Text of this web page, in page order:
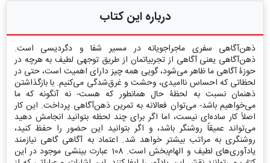
درباره این کتاب
ذهن‌آگاهی سفری ماجراجویانه در مسیر شفا و دگردیسی است.
ذهن‌آگاهی یعنی آگاهی از تجربیاتمان از طریق توجهی لطیف به هرچه در
حوزۀ آگاهی ما ظاهر می‌شود، گویی همه چیز دارای اهمیت است، حتی در
لحظاتی که احساس ناامیدی، وحشت و غرق‌شدگی می‌کنیم. با بازگذاشتن
ذهنمان نسبت به لحظۀ حال همانطور که هست- نه آنگونه که ما
می‌خواهیم باشد- می‌توان فعالانه به تمرین ذهن‌آگاهی پرداخت. این کار
اصلاً کار ساده‌ای نیست، اما اگر برای چند لحظه بتوانید انجامش دهید
می‌تواند عمیقاً روشنگر باشد، و اگر بتوانید این حضور را حفظ کنید،
روشنگری به مراتب بیشتر خواهد شد. اعتماد به آگاهی گاهی نیازمند
یادآوری‌های لطیف و الهام‌بخش است. 108 عبارت بینشی موجود در این